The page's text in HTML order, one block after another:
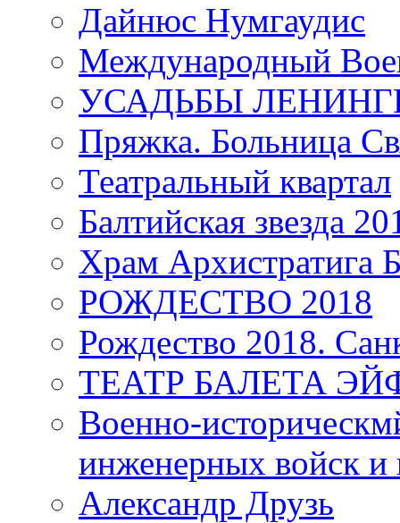
Дайнюс Нумгаудис
Международный
УСАДЬБЫ
Пряжка. Больница
Театральный квартал
Балтийская звезда
Храм
РОЖДЕСТВО 2018
Рождество 2018.
ТЕАТР БАЛЕТА
Военно-
инженерных войск и
Александр Друзь